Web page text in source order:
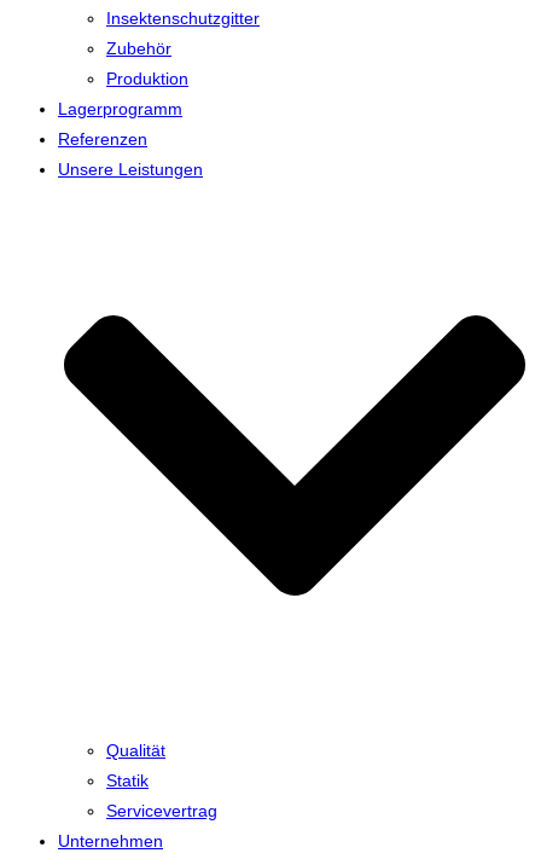
Insektenschutzgitter
Zubehör
Produktion
Lagerprogramm
Referenzen
Unsere Leistungen
Qualität
Statik
Servicevertrag
Unternehmen